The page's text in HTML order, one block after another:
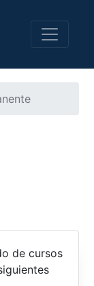
de cursos